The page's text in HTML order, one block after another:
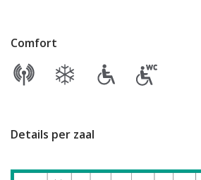
Comfort
Details per zaal